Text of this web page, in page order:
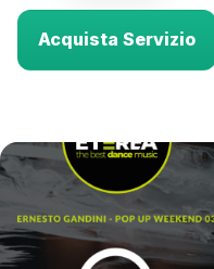
Acquista Servizio